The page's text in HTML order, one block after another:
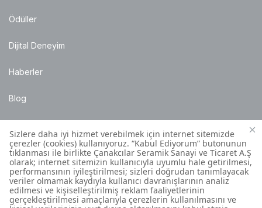
Ödüller
Dijital Deneyim
Haberler
Blog
Satış Noktaları
Montaj Bilgileri
Müşteri İletişim Merkezi